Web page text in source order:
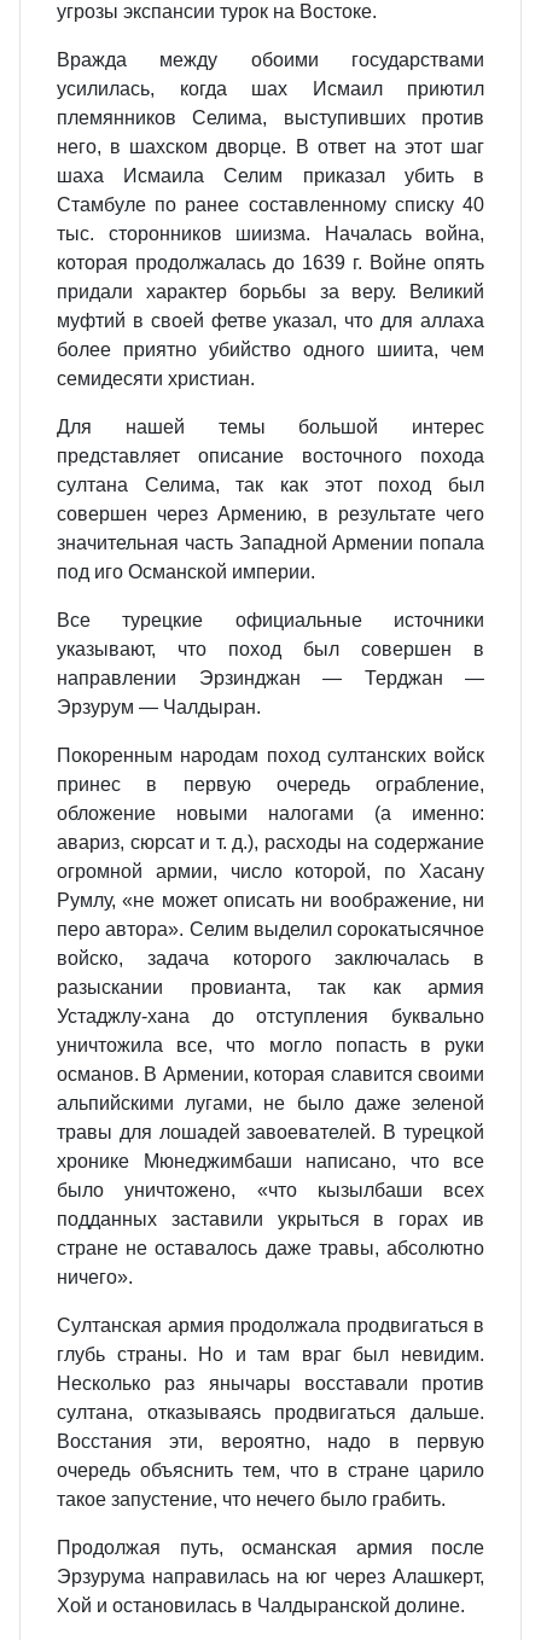
угрозы экспансии турок на Востоке.
Вражда между обоими государствами
усилилась, когда шах Исмаил приютил
племянников Селима, выступивших против
него, в шахском дворце. В ответ на этот шаг
шаха Исмаила Селим приказал убить в
Стамбуле по ранее составленному списку 40
тыс. сторонников шиизма. Началась война,
которая продолжалась до 1639 г. Войне опять
придали характер борьбы за веру. Великий
муфтий в своей фетве указал, что для аллаха
более приятно убийство одного шиита, чем
семидесяти христиан.
Для нашей темы большой интерес
представляет описание восточного похода
султана Селима, так как этот поход был
совершен через Армению, в результате чего
значительная часть Западной Армении попала
под иго Османской империи.
Все турецкие официальные источники
указывают, что поход был совершен в
направлении Эрзинджан — Терджан —
Эрзурум — Чалдыран.
Покоренным народам поход султанских войск
принес в первую очередь ограбление,
обложение новыми налогами (а именно:
авариз, сюрсат и т. д.), расходы на содержание
огромной армии, число которой, по Хасану
Румлу, «не может описать ни воображение, ни
перо автора». Селим выделил сорокатысячное
войско, задача которого заключалась в
разыскании провианта, так как армия
Устаджлу-хана до отступления буквально
уничтожила все, что могло попасть в руки
османов. В Армении, которая славится своими
альпийскими лугами, не было даже зеленой
травы для лошадей завоевателей. В турецкой
хронике Мюнеджимбаши написано, что все
было уничтожено, «что кызылбаши всех
подданных заставили укрыться в горах ив
стране не оставалось даже травы, абсолютно
ничего».
Султанская армия продолжала продвигаться в
глубь страны. Но и там враг был невидим.
Несколько раз янычары восставали против
султана, отказываясь продвигаться дальше.
Восстания эти, вероятно, надо в первую
очередь объяснить тем, что в стране царило
такое запустение, что нечего было грабить.
Продолжая путь, османская армия после
Эрзурума направилась на юг через Алашкерт,
Хой и остановилась в Чалдыранской долине.